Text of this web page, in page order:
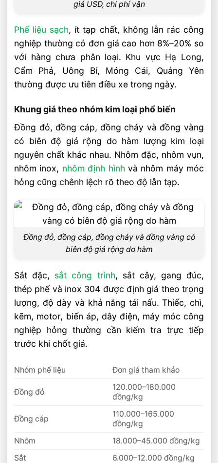
Bài Viết Liên Quan
Thu Mua Phế Liệu Điện Tử – Bo Mạch,
Dây Cáp, Mô Tơ Cũ
Thu Mua Nhựa Phế Liệu Giá Cao – PP,
PE, PET, ABS
Giá Cao
Thu Mua Hợp Kim Phế Liệu Giá Cao –
Niken, Mũi Khoan Cũ
Thu Mua Phế Liệu Chì, Kẽm, Thiếc Giá
Cao – Cân Tại Chỗ
Thu Mua Phế Liệu Inox Giá Cao – Inox
Bảng Giá Thu Mua Phế Liệu Các Loại Mới
Nhất Trong Ngày
Giá Nhôm Phế Liệu Hôm Nay – Cập Nhật
Theo Thị Trường
giá USD, chi phí vận
Phế liệu sạch, ít tạp chất, không lẫn rác công
nghiệp thường có đơn giá cao hơn 8%–20% so
với hàng chưa phân loại. Khu vực Hạ Long,
Cẩm Phả, Uông Bí, Móng Cái, Quảng Yên
thường được ưu tiên điều xe trong ngày.
Khung giá theo nhóm kim loại phổ biến
Đồng đỏ, đồng cáp, đồng cháy và đồng vàng
có biên độ giá rộng do hàm lượng kim loại
nguyên chất khác nhau. Nhôm đặc, nhôm vụn,
nhôm inox, nhôm định hình và nhôm máy móc
hỏng cũng chênh lệch rõ theo độ lẫn tạp.
Đồng đỏ, đồng cáp, đồng cháy và đồng vàng có
biên độ giá rộng do hàm
Sắt đặc, sắt công trình, sắt cây, gang đúc,
thép phế và inox 304 được định giá theo trọng
lượng, độ dày và khả năng tái nấu. Thiếc, chì,
kẽm, motor, biến áp, dây điện, máy móc công
nghiệp hỏng thường cần kiểm tra trực tiếp
trước khi chốt giá.
Nhóm phế liệu Đơn giá tham khảo
Đồng đỏ
120.000–180.000
đồng/kg
Đồng cáp
110.000–165.000
đồng/kg
Nhôm
18.000–45.000 đồng/kg
Sắt
6.000–12.000 đồng/kg